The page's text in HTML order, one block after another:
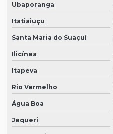
Ubaporanga
Itatiaiuçu
Santa Maria do Suaçuí
Ilicínea
Itapeva
Rio Vermelho
Água Boa
Jequeri